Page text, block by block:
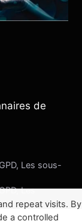
de
Les sous-
Les
repeat visits. By
a controlled